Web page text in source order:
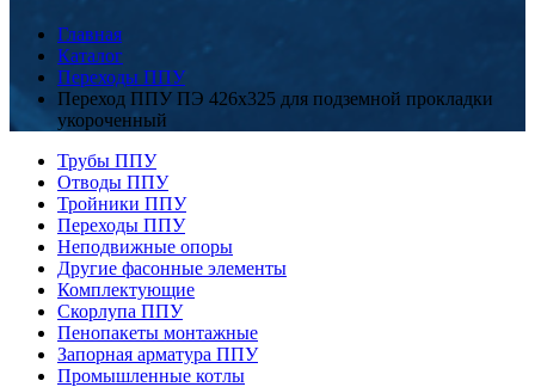
Главная
Каталог
Переходы ППУ
Переход ППУ ПЭ 426x325 для подземной прокладки
укороченный
Трубы ППУ
Отводы ППУ
Тройники ППУ
Переходы ППУ
Неподвижные опоры
Другие фасонные элементы
Комплектующие
Скорлупа ППУ
Пенопакеты монтажные
Запорная арматура ППУ
Промышленные котлы